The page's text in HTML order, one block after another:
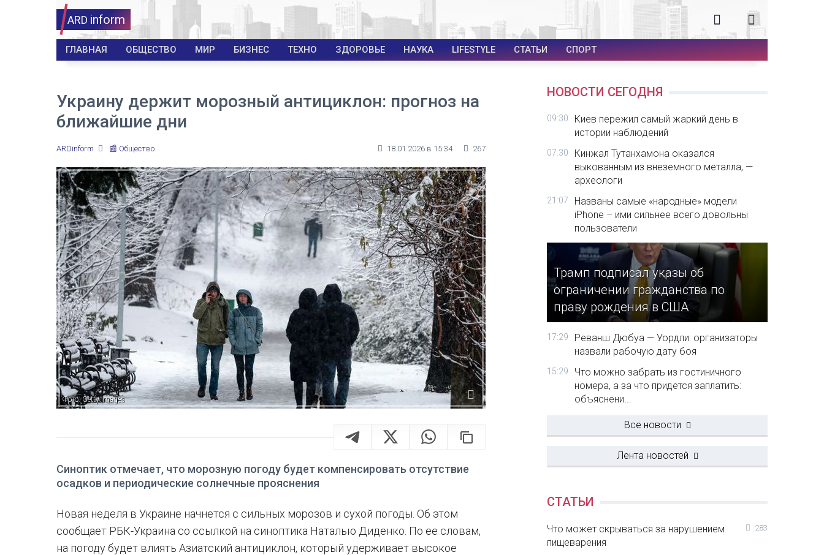
ARD inform
ГЛАВНАЯ ОБЩЕСТВО МИР БИЗНЕС ТЕХНО ЗДОРОВЬЕ НАУКА LIFESTYLE СТАТЬИ СПОРТ
Украину держит морозный антициклон: прогноз на
ближайшие дни
ARDinform 📰 Общество 18.01.2026 в 15:34 267
Фото: Getty Images
Синоптик отмечает, что морозную погоду будет компенсировать отсутствие
осадков и периодические солнечные прояснения
Новая неделя в Украине начнется с сильных морозов и сухой погоды. Об этом
сообщает РБК-Украина со ссылкой на синоптика Наталью Диденко. По ее словам,
на погоду будет влиять Азиатский антициклон, который удерживает высокое
НОВОСТИ СЕГОДНЯ
09:30
Киев пережил самый жаркий день в
истории наблюдений
07:30
Кинжал Тутанхамона оказался
выкованным из внеземного металла, —
археологи
21:07
Названы самые «народные» модели
iPhone – ими сильнее всего довольны
пользователи
Трамп подписал указы об
ограничении гражданства по
праву рождения в США
17:29
Реванш Дюбуа — Уордли: организаторы
назвали рабочую дату боя
15:29
Что можно забрать из гостиничного
номера, а за что придется заплатить:
объяснени...
Все новости
Лента новостей
СТАТЬИ
Что может скрываться за нарушением
пищеварения
283